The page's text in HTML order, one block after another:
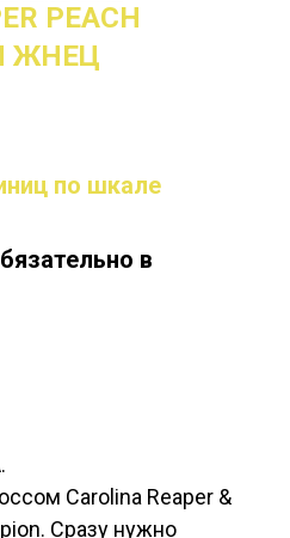
PEACH
ЖНЕЦ
по шкале
в
Carolina Reaper &
Сразу нужно